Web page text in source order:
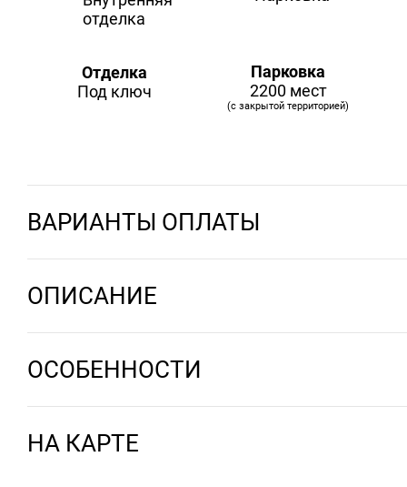
Отделка
Под ключ
Парковка
2200 мест
(с закрытой территорией)
ВАРИАНТЫ ОПЛАТЫ
ОПИСАНИЕ
ОСОБЕННОСТИ
НА КАРТЕ